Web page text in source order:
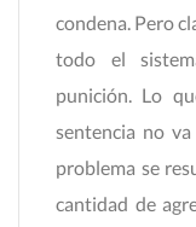
condena. Pero
todo el
punición. Lo
sentencia no
problema se
cantidad de